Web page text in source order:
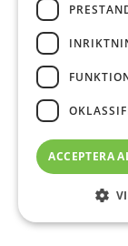
ACCEPTERA